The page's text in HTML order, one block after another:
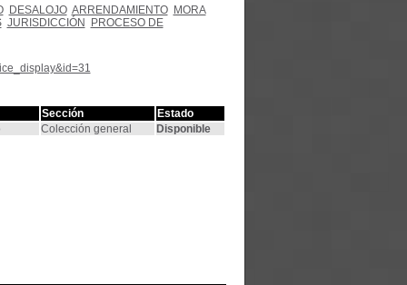
DESALOJO ARRENDAMIENTO
MORA
JURISDICCIÓN PROCESO DE
Sección
Estado
Colección general Disponible